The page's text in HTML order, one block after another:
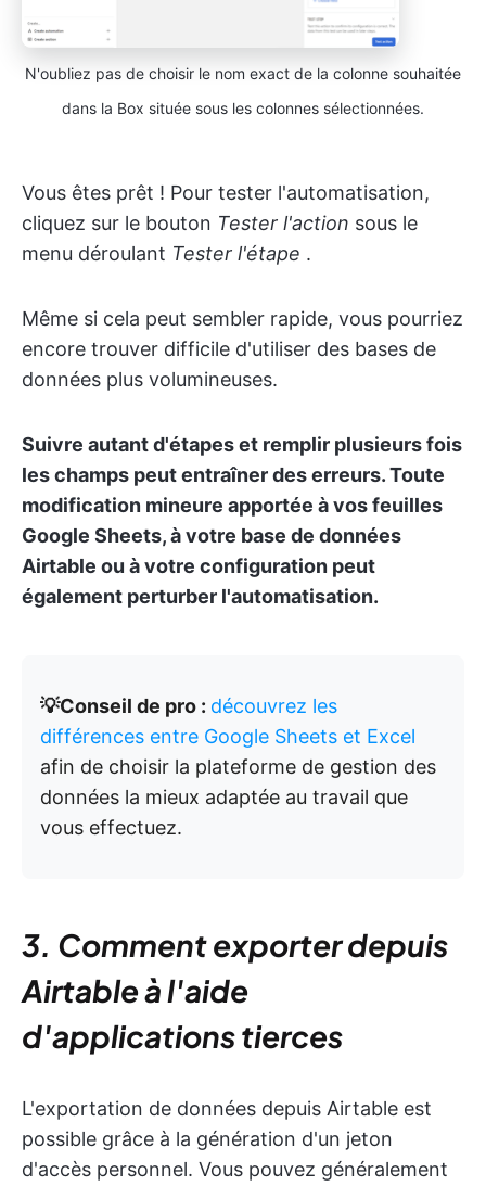
N'oubliez pas de choisir le nom exact de la colonne souhaitée
dans la Box située sous les colonnes sélectionnées.
Vous êtes prêt ! Pour tester l'automatisation,
cliquez sur le bouton Tester l'action sous le
menu déroulant Tester l'étape .
Même si cela peut sembler rapide, vous pourriez
encore trouver difficile d'utiliser des bases de
données plus volumineuses.
Suivre autant d'étapes et remplir plusieurs fois
les champs peut entraîner des erreurs. Toute
modification mineure apportée à vos feuilles
Google Sheets, à votre base de données
Airtable ou à votre configuration peut
également perturber l'automatisation.
💡Conseil de pro : découvrez les
différences entre Google Sheets et Excel
afin de choisir la plateforme de gestion des
données la mieux adaptée au travail que
vous effectuez.
3. Comment exporter depuis
Airtable à l'aide
d'applications tierces
L'exportation de données depuis Airtable est
possible grâce à la génération d'un jeton
d'accès personnel. Vous pouvez généralement